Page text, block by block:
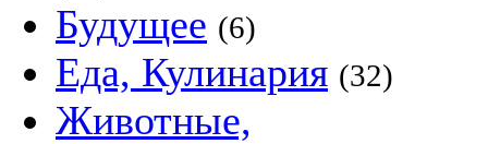
Будущее (6)
Еда, Кулинария (32)
Животные,